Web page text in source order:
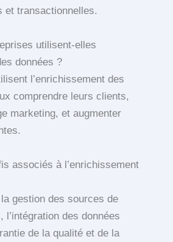
et transactionnelles.
utilisent-elles
données ?
l’enrichissement des
comprendre leurs clients,
marketing, et augmenter
associés à l’enrichissement
gestion des sources de
l’intégration des données
de la qualité et de la